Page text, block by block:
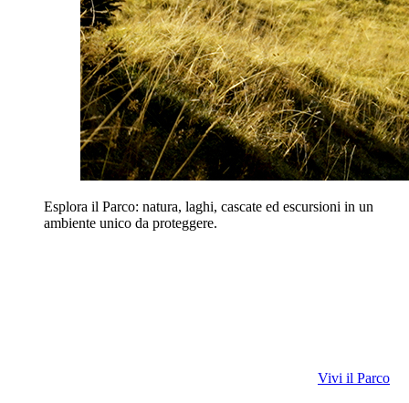
Esplora il Parco: natura, laghi, cascate ed escursioni in un
ambiente unico da proteggere.
Vivi il Parco